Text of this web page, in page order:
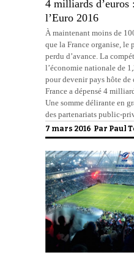
4 milliards
l’Euro 2016
À maintenant moins de
que la France organise, le
perdu d’avance. La
l’économie nationale de
pour devenir pays hôte de
France a dépensé 4
Une somme délirante en
des partenariats public-
7 mars 2016 Par Paul